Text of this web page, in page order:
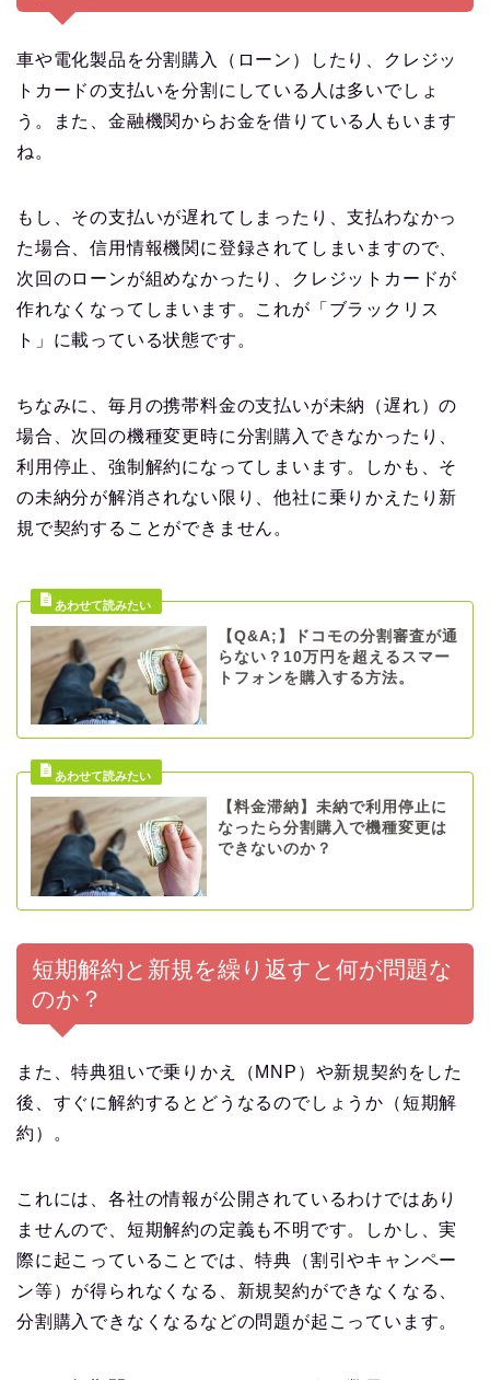
車や電化製品を分割購入（ローン）したり、クレジッ
トカードの支払いを分割にしている人は多いでしょ
う。また、金融機関からお金を借りている人もいます
ね。
もし、その支払いが遅れてしまったり、支払わなかっ
た場合、信用情報機関に登録されてしまいますので、
次回のローンが組めなかったり、クレジットカードが
作れなくなってしまいます。これが「ブラックリス
ト」に載っている状態です。
ちなみに、毎月の携帯料金の支払いが未納（遅れ）の
場合、次回の機種変更時に分割購入できなかったり、
利用停止、強制解約になってしまいます。しかも、そ
の未納分が解消されない限り、他社に乗りかえたり新
規で契約することができません。
【Q&A;】ドコモの分割審査が通
らない？10万円を超えるスマー
トフォンを購入する方法。
【料金滞納】未納で利用停止に
なったら分割購入で機種変更は
できないのか？
短期解約と新規を繰り返すと何が問題な
のか？
また、特典狙いで乗りかえ（MNP）や新規契約をした
後、すぐに解約するとどうなるのでしょうか（短期解
約）。
これには、各社の情報が公開されているわけではあり
ませんので、短期解約の定義も不明です。しかし、実
際に起こっていることでは、特典（割引やキャンペー
ン等）が得られなくなる、新規契約ができなくなる、
分割購入できなくなるなどの問題が起こっています。